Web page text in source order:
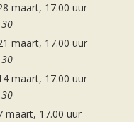
maart, 17.00 uur
maart, 17.00 uur
maart, 17.00 uur
maart, 17.00 uur